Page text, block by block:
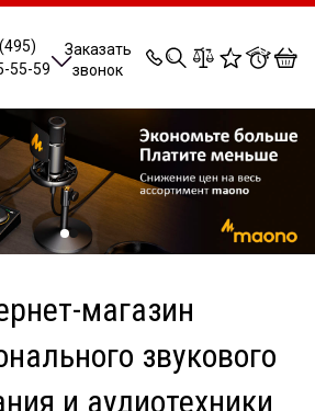
55-59
Заказать
звонок
0 0 0 0
магазин
звукового
и аудиотехники